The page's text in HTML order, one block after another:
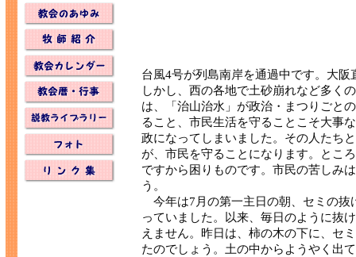
台風4号が列島南岸を通過中です。大
しかし、西の各地で土砂崩れなど多く
は、「治山治水」が政治・まつりごと
ること、市民生活を守ることこそ大事
政になってしまいました。その人たち
が、市民を守ることになります。とこ
ですから困りものです。市民の苦しみ
う。
今年は7月の第一主日の朝、セミの抜
っていました。以来、毎日のように抜
えません。昨日は、柿の木の下に、セ
たのでしょう。土の中からようやく出